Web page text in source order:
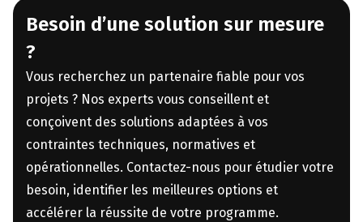
Besoin d’une solution sur mesure
?
Vous recherchez un partenaire fiable pour vos
projets ? Nos experts vous conseillent et
conçoivent des solutions adaptées à vos
contraintes techniques, normatives et
opérationnelles. Contactez-nous pour étudier votre
besoin, identifier les meilleures options et
accélérer la réussite de votre programme.